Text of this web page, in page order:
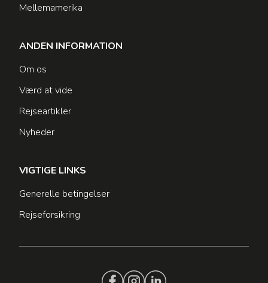
Mellemamerika
ANDEN INFORMATION
Om os
Værd at vide
Rejseartikler
Nyheder
VIGTIGE LINKS
Generelle betingelser
Rejseforsikring